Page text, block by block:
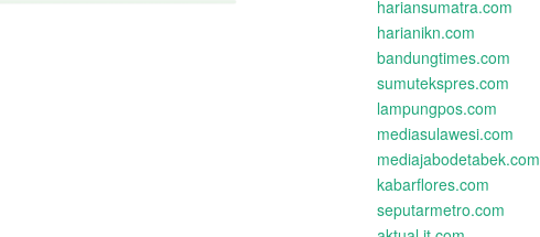
hariansumatra.com
harianikn.com
bandungtimes.com
sumutekspres.com
lampungpos.com
mediasulawesi.com
mediajabodetabek.com
kabarflores.com
seputarmetro.com